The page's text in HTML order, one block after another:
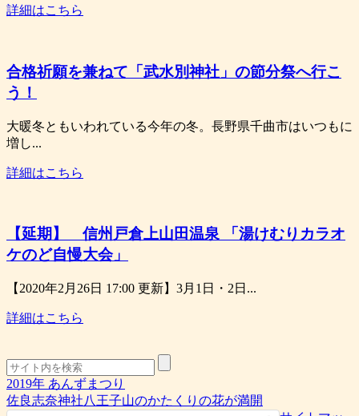
詳細はこちら
合格祈願を兼ねて「武水別神社」の節分祭へ行こ
う！
大暖冬ともいわれている今年の冬。長野県千曲市はいつもに
増し...
詳細はこちら
【延期】 信州戸倉上山田温泉 「湯けむりカラオ
ケのど自慢大会」
【2020年2月26日 17:00 更新】3月1日・2日...
詳細はこちら
2019年 あんずまつり
佐良志奈神社八王子山のかたくりの花が満開